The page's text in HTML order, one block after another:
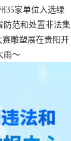
35家单位入选绿
防范和处置非法集
赛雕塑展在贵阳开
雨～